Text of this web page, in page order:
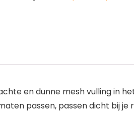
en dunne mesh vulling in
passen, passen dicht bij je